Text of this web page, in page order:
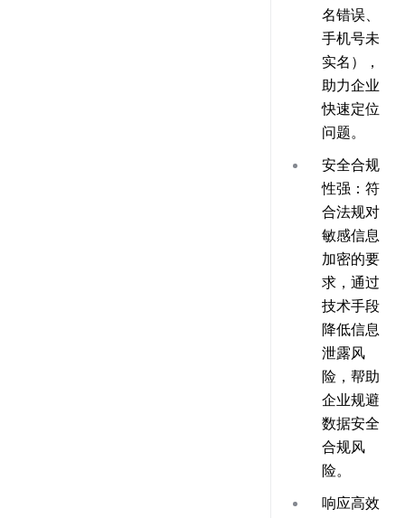
名错误、
手机号未
实名），
助力企业
快速定位
问题。
安全合规
性强 ：符
合法规对
敏感信息
加密的要
求，通过
技术手段
降低信息
泄露风
险，帮助
企业规避
数据安全
合规风
险。
响应高效